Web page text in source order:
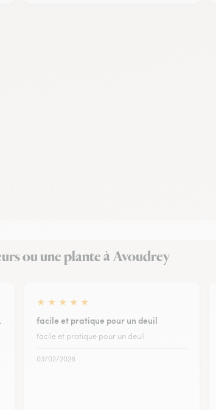
ou une plante à Avoudrey
★ ★ ★ ★ ★
facile et pratique pour un deuil
facile et pratique pour un deuil
03/02/2026